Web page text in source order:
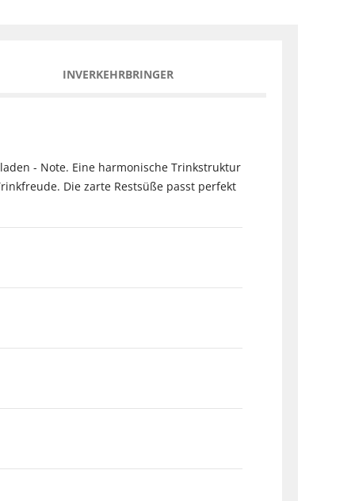
INVERKEHRBRINGER
- Note. Eine harmonische Trinkstruktur
Die zarte Restsüße passt perfekt